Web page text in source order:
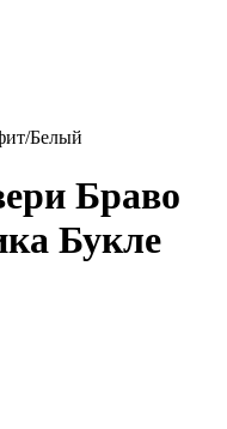
Белый
Браво
Букле